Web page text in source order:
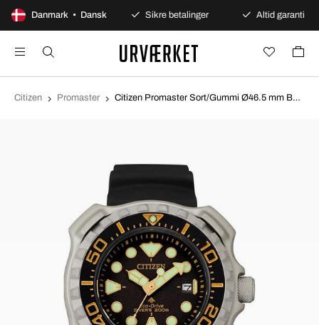
Danmark • Dansk
100 dages åbent køb Sikre betalinger Altid garanti
Citizen Promaster Citizen Promaster Sort/Gummi Ø46.5 mm BN0220-16E